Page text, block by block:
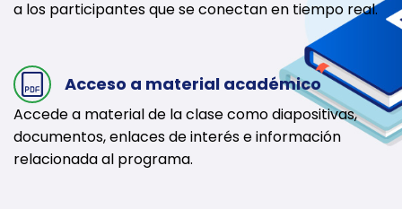
a los participantes que se conectan en tiempo real.
Acceso a material académico
Accede a material de la clase como diapositivas,
documentos, enlaces de interés e información
relacionada al programa.